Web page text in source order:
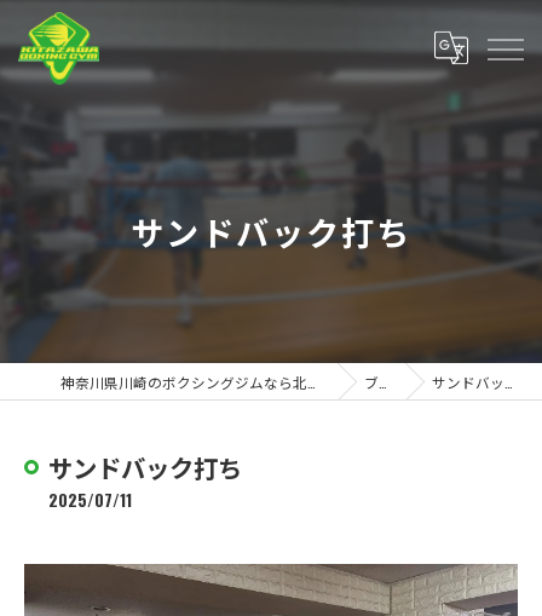
サンドバック打ち
ブログ サンドバック打ち
サンドバック打ち
2025/07/11